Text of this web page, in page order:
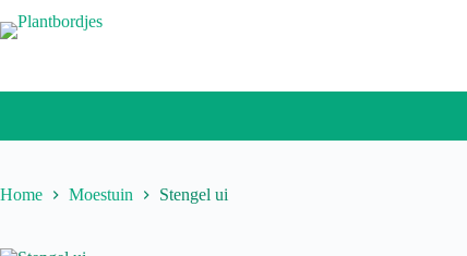
naar
Home Moestuin Stengel ui